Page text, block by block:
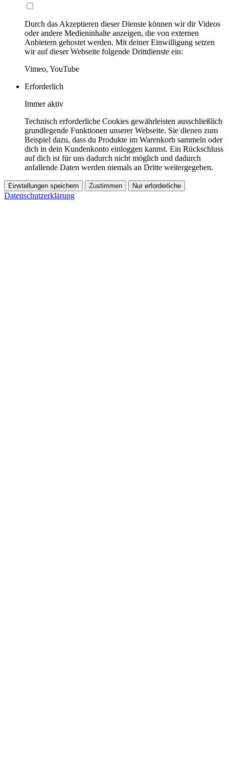
Durch das Akzeptieren dieser Dienste können wir dir Videos
oder andere Medieninhalte anzeigen, die von externen
Anbietern gehostet werden. Mit deiner Einwilligung setzen
wir auf dieser Webseite folgende Drittdienste ein:
Vimeo, YouTube
Erforderlich
Immer aktiv
Technisch erforderliche Cookies gewährleisten ausschließlich
grundlegende Funktionen unserer Webseite. Sie dienen zum
Beispiel dazu, dass du Produkte im Warenkorb sammeln oder
dich in dein Kundenkonto einloggen kannst. Ein Rückschluss
auf dich ist für uns dadurch nicht möglich und dadurch
anfallende Daten werden niemals an Dritte weitergegeben.
Einstellungen speichern Zustimmen Nur erforderliche
Datenschutzerklärung